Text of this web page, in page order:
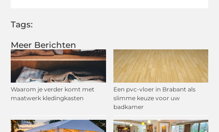
Meer Berichten
Waarom je verder komt met
maatwerk kledingkasten
Een pvc-vloer in Brabant als
slimme keuze voor uw
badkamer
Tags: